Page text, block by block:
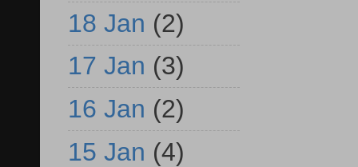
18 Jan (2)
17 Jan (3)
16 Jan (2)
15 Jan (4)